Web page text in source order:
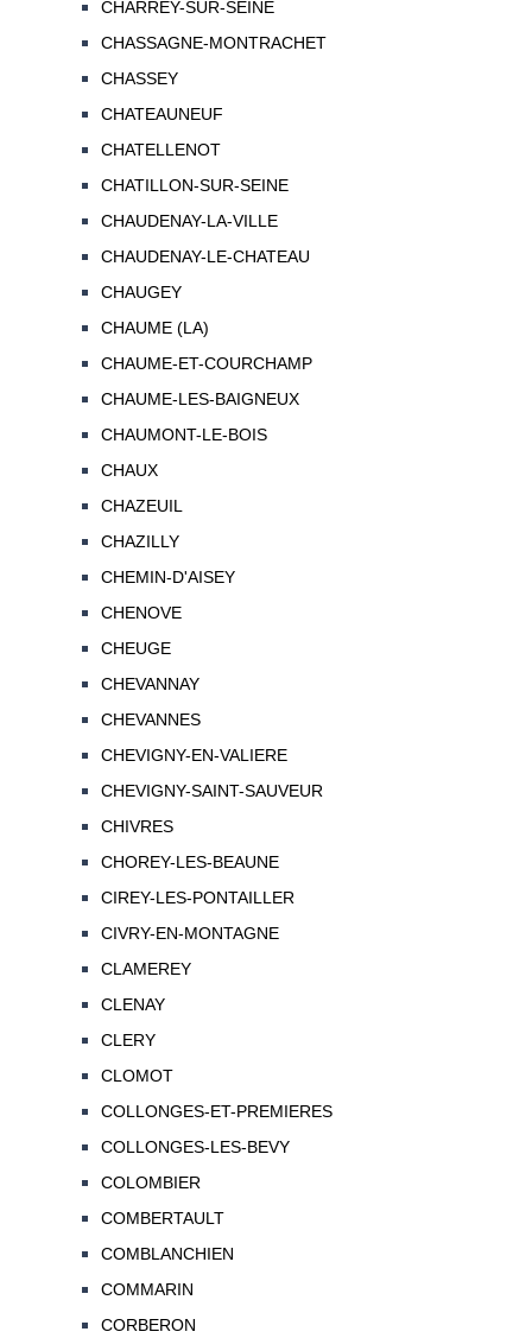
CHARREY-SUR-SEINE
CHASSAGNE-MONTRACHET
CHASSEY
CHATEAUNEUF
CHATELLENOT
CHATILLON-SUR-SEINE
CHAUDENAY-LA-VILLE
CHAUDENAY-LE-CHATEAU
CHAUGEY
CHAUME (LA)
CHAUME-ET-COURCHAMP
CHAUME-LES-BAIGNEUX
CHAUMONT-LE-BOIS
CHAUX
CHAZEUIL
CHAZILLY
CHEMIN-D'AISEY
CHENOVE
CHEUGE
CHEVANNAY
CHEVANNES
CHEVIGNY-EN-VALIERE
CHEVIGNY-SAINT-SAUVEUR
CHIVRES
CHOREY-LES-BEAUNE
CIREY-LES-PONTAILLER
CIVRY-EN-MONTAGNE
CLAMEREY
CLENAY
CLERY
CLOMOT
COLLONGES-ET-PREMIERES
COLLONGES-LES-BEVY
COLOMBIER
COMBERTAULT
COMBLANCHIEN
COMMARIN
CORBERON